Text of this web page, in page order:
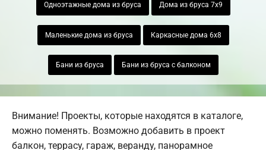
Одноэтажные дома из бруса Дома из бруса 7х9
Маленькие дома из бруса Каркасные дома 6х8
Бани из бруса Бани из бруса с балконом
Внимание! Проекты, которые находятся в каталоге,
можно поменять. Возможно добавить в проект
балкон, террасу, гараж, веранду, панорамное